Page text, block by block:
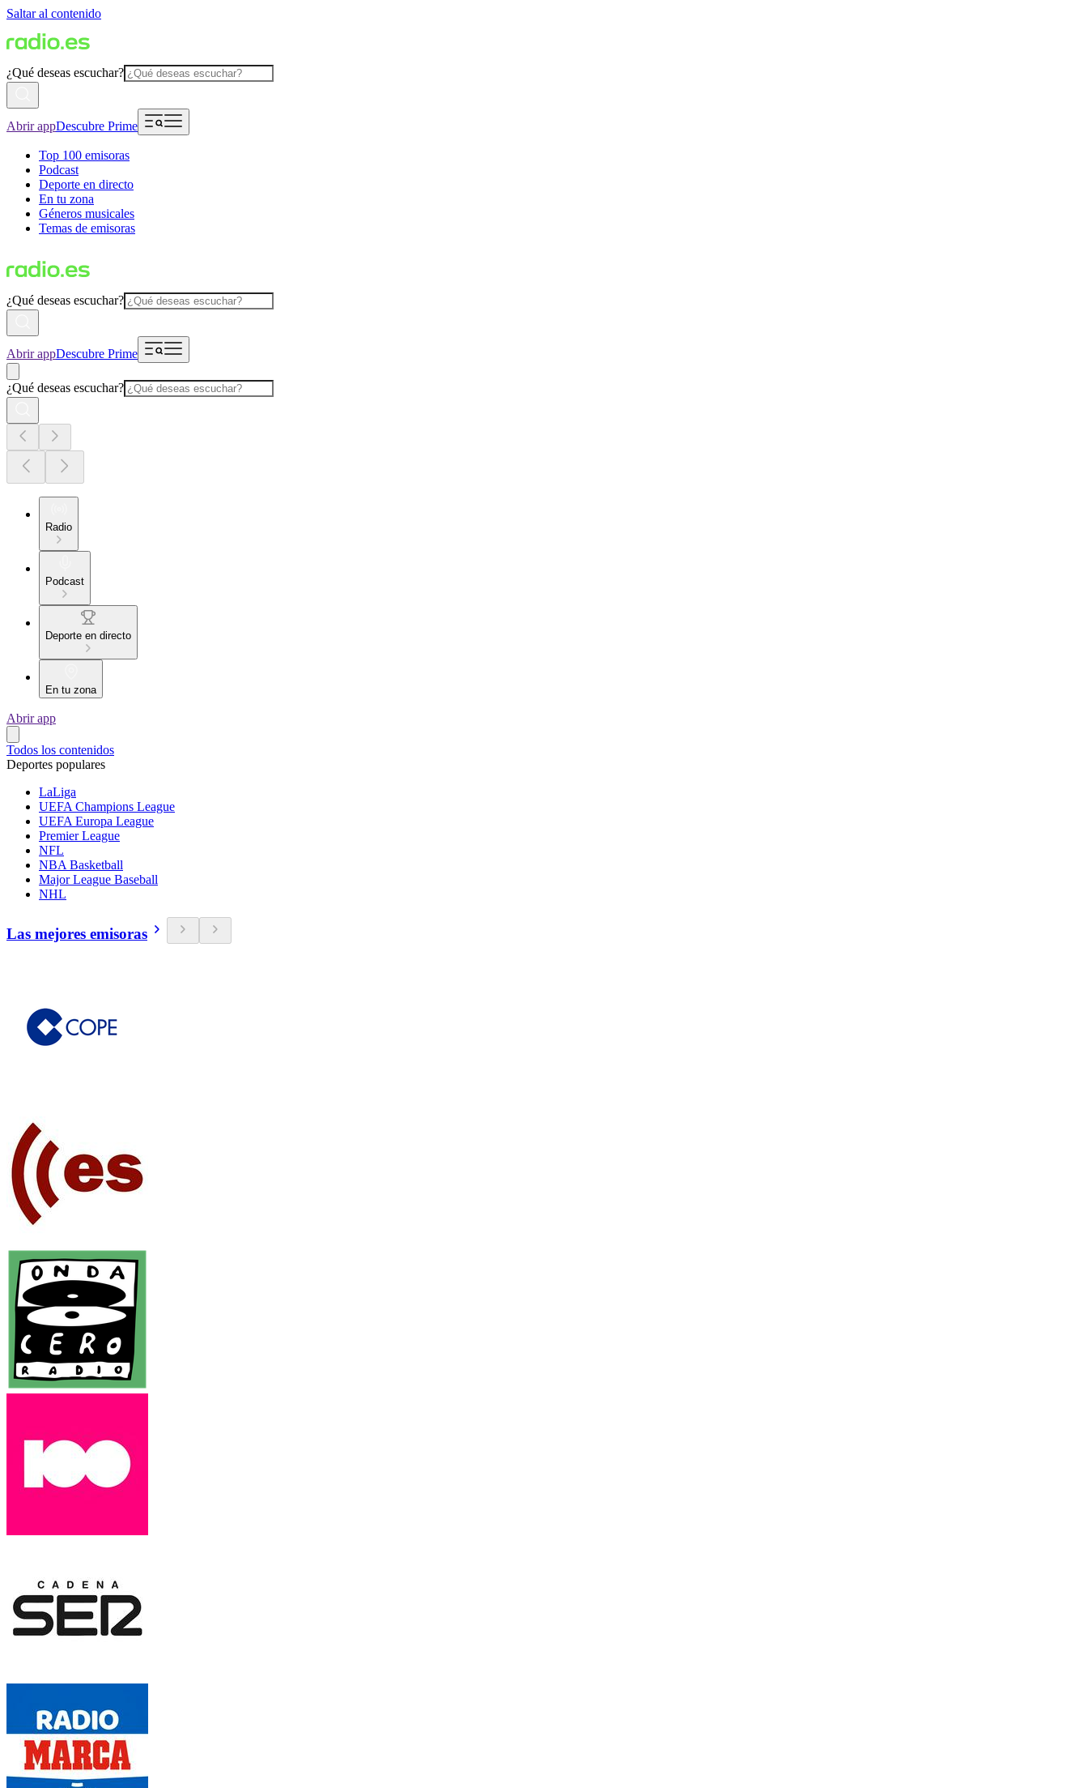
Saltar al contenido
¿Qué deseas escuchar?
Abrir appDescubre Prime
Top 100 emisoras
Podcast
Deporte en directo
En tu zona
Géneros musicales
Temas de emisoras
¿Qué deseas escuchar?
Abrir appDescubre Prime
¿Qué deseas escuchar?
Radio
Podcast
Deporte en directo
En tu zona
Abrir app
Todos los contenidos
Deportes populares
LaLiga
UEFA Champions League
UEFA Europa League
Premier League
NFL
NBA Basketball
Major League Baseball
NHL
Las mejores emisoras